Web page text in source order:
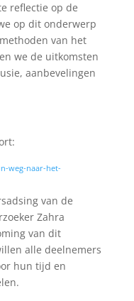
reflectie op de
op dit onderwerp
van het
we de uitkomsten
aanbevelingen
weg-naar-het-
van de
Zahra
van dit
alle deelnemers
hun tijd en